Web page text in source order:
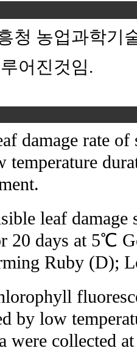
청 농업과학기
어진것임.
damage rate
temperature
leaf
20 days at 5℃
Ruby (D);
by low
collected